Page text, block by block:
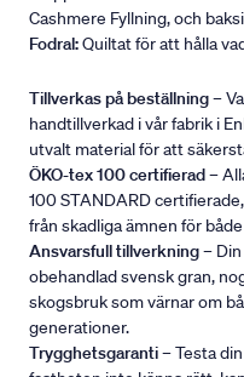
Cashmere Fyllning, och
Fodral:Quiltat för att hålla
Tillverkas på beställning–
handtillverkad i vår fabrik i
utvalt material för att
ÖKO-tex 100 certifierad–
100 STANDARD
från skadliga ämnen för
Ansvarsfull tillverkning–
obehandlad svensk gran,
skogsbruk som värnar om
generationer.
Trygghetsgaranti– Testa